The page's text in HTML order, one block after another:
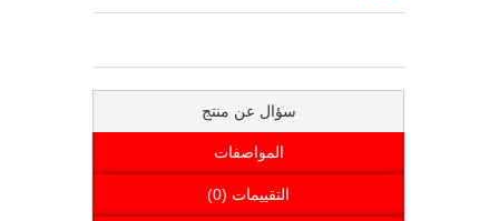
سؤال عن منتج
المواصفات
التقييمات (0)